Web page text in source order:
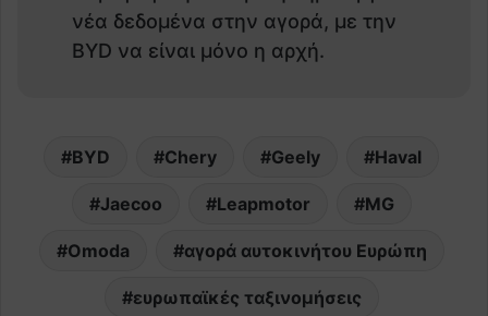
νέα δεδομένα στην αγορά, με την
BYD να είναι μόνο η αρχή.
BYD Chery Geely Haval
Jaecoo Leapmotor MG
Omoda αγορά αυτοκινήτου Ευρώπη
ευρωπαϊκές ταξινομήσεις